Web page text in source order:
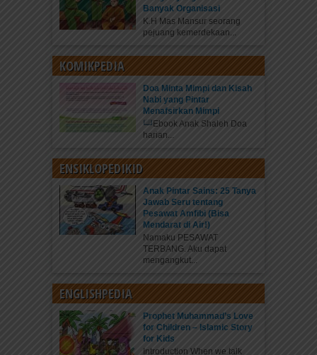
Banyak Organisasi
K.H Mas Mansur seorang
pejuang kemerdekaan...
KOMIKPEDIA
Doa Minta Mimpi dan Kisah
Nabi yang Pintar
Menafsirkan Mimpi
Ebook Anak Shaleh Doa
harian...
ENSIKLOPEDIKID
Anak Pintar Sains: 25 Tanya
Jawab Seru tentang
Pesawat Amfibi (Bisa
Mendarat di Air!)
Namaku PESAWAT
TERBANG. Aku dapat
mengangkut...
ENGLISHPEDIA
Prophet Muhammad’s Love
for Children – Islamic Story
for Kids
Introduction When we talk